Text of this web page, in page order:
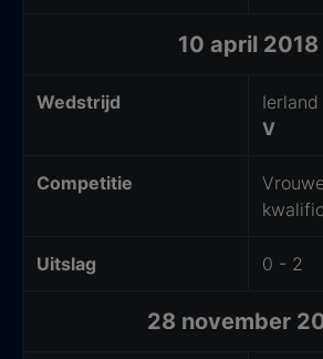
10 april 2018
Wedstrijd
V
Competitie
Uitslag 0 - 2
28 november